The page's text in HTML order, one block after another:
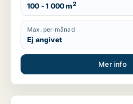
100 - 1 000 m2
Max. per månad
Ej angivet
Mer info